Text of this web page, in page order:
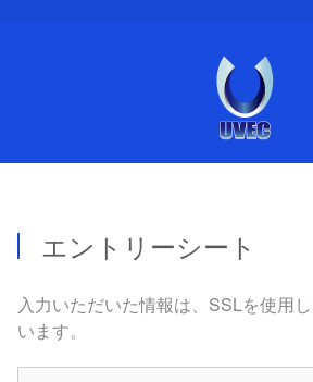
エントリーシート
入力いただいた情報は、SSLを使用
います。